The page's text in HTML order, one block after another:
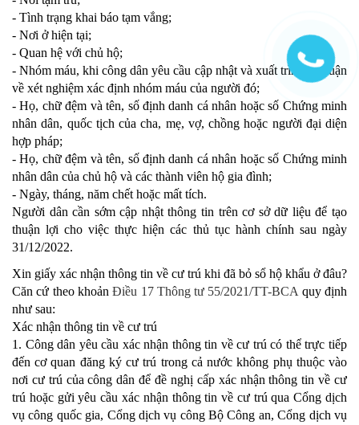
- Tình trạng khai báo tạm vắng;
- Nơi ở hiện tại;
- Quan hệ với chủ hộ;
- Nhóm máu, khi công dân yêu cầu cập nhật và xuất trình kết luận
về xét nghiệm xác định nhóm máu của người đó;
- Họ, chữ đệm và tên, số định danh cá nhân hoặc số Chứng minh
nhân dân, quốc tịch của cha, mẹ, vợ, chồng hoặc người đại diện
hợp pháp;
- Họ, chữ đệm và tên, số định danh cá nhân hoặc số Chứng minh
nhân dân của chủ hộ và các thành viên hộ gia đình;
- Ngày, tháng, năm chết hoặc mất tích.
Người dân cần sớm cập nhật thông tin trên cơ sở dữ liệu để tạo
thuận lợi cho việc thực hiện các thủ tục hành chính sau ngày
31/12/2022.
Xin giấy xác nhận thông tin về cư trú khi đã bỏ sổ hộ khẩu ở đâu?
Căn cứ theo khoảnĐiều 17 Thông tư 55/2021/TT-BCA quy định
như sau:
Xác nhận thông tin về cư trú
1. Công dân yêu cầu xác nhận thông tin về cư trú có thể trực tiếp
đến cơ quan đăng ký cư trú trong cả nước không phụ thuộc vào
nơi cư trú của công dân để đề nghị cấp xác nhận thông tin về cư
trú hoặc gửi yêu cầu xác nhận thông tin về cư trú qua Cổng dịch
vụ công quốc gia, Cổng dịch vụ công Bộ Công an, Cổng dịch vụ